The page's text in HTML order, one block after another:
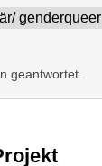
genderqueer
geantwortet.